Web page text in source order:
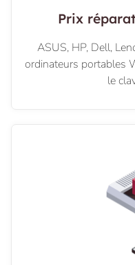
Prix
ASUS, HP, Dell,
ordinateurs portables
le